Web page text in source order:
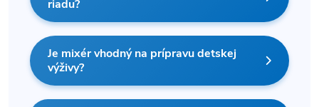
riadu?
Je mixér vhodný na prípravu detskej
výživy?